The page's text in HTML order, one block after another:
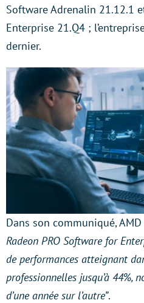
Software Adrenalin 21.12.1
Enterprise 21.Q4 ;
dernier.
Dans son communiqué,
Radeon PRO Software for
de performances atteignant
professionnelles jusqu’à 44%,
d’une année sur l’autre”.